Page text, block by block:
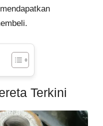
Terkini